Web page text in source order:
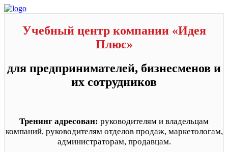
Учебный центр компании «Идея
Плюс»
для предпринимателей, бизнесменов и
их сотрудников
Тренинг адресован: руководителям и владельцам
компаний, руководителям отделов продаж, маркетологам,
администраторам, продавцам.